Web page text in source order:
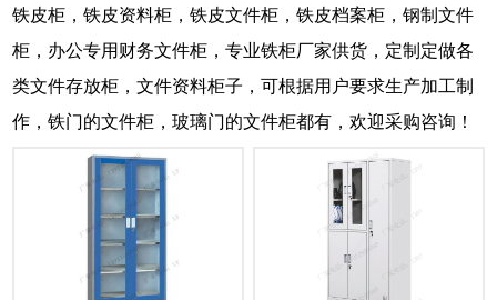
铁皮柜，铁皮资料柜，铁皮文件柜，铁皮档案柜，钢制文件
柜，办公专用财务文件柜，专业铁柜厂家供货，定制定做各
类文件存放柜，文件资料柜子，可根据用户要求生产加工制
作，铁门的文件柜，玻璃门的文件柜都有，欢迎采购咨询！